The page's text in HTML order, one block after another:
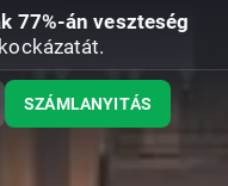
77%-án veszteség
SZÁMLANYITÁS